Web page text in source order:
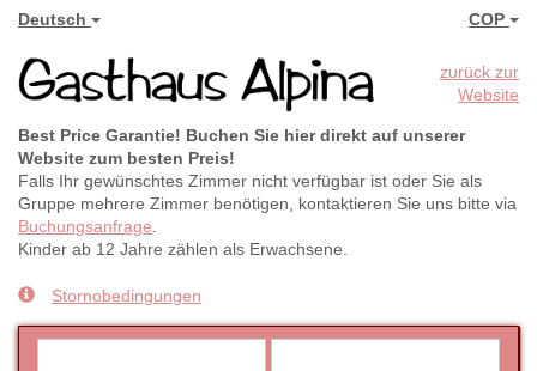
Deutsch COP
zurück zur
Website
Best Price Garantie! Buchen Sie hier direkt auf unserer
Website zum besten Preis!
Falls Ihr gewünschtes Zimmer nicht verfügbar ist oder Sie als
Gruppe mehrere Zimmer benötigen, kontaktieren Sie uns bitte via
Buchungsanfrage
Kinder ab 12 Jahre zählen als Erwachsene.
Stornobedingungen